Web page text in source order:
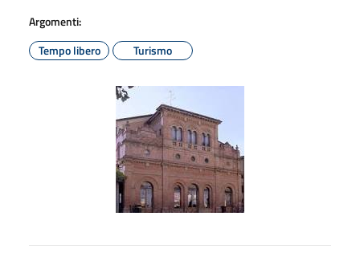
Argomenti:
Tempo libero
Turismo